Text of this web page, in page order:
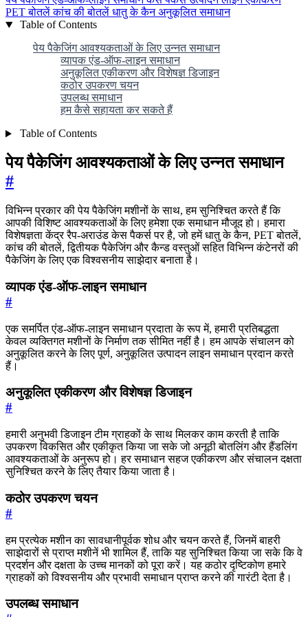
PET बोतलेंकांच की बोतलें धातु के कैनअनुकूलित समाधान
Table of Contents
पेय पैकेजिंग आवश्यकताओं के लिए उन्नत समाधान
व्यापक एंड-ऑफ-लाइन समाधान
अनुकूलित एकीकरण और विशेषज्ञ डिजाइन
कठोर उपकरण चयन
उपलब्ध समाधान
हम कैसे सहायता कर सकते हैं
Table of Contents
पेय पैकेजिंग आवश्यकताओं के लिए उन्नत समाधान
#
विभिन्न प्रकार की पेय पैकेजिंग मशीनों के साथ, हम सुनिश्चित करते हैं कि
आपकी विशिष्ट आवश्यकताओं के लिए हमेशा एक समाधान मौजूद हो। हमारा
विशेषज्ञता केंद्र रैप-अराउंड केस पैकर्स पर है, जो हमें धातु के कैन, PET बोतलें,
कांच की बोतलें, द्वितीयक पैकेजिंग और कैन्ड वस्तुओं सहित विभिन्न कंटेनरों की
पैकेजिंग के लिए एक विश्वसनीय साझेदार बनाता है।
व्यापक एंड-ऑफ-लाइन समाधान
#
एक समर्पित एंड-ऑफ-लाइन समाधान प्रदाता के रूप में, हमारी प्रतिबद्धता
केवल व्यक्तिगत मशीनों के निर्माण तक सीमित नहीं है। हम आपके संचालन को
अनुकूलित करने के लिए पूर्ण, अनुकूलित उत्पादन लाइन समाधान प्रदान करते
हैं।
अनुकूलित एकीकरण और विशेषज्ञ डिजाइन
#
हमारी अनुभवी डिजाइन टीम ग्राहकों के साथ मिलकर काम करती है ताकि
उपकरण विकसित और एकीकृत किया जा सके जो अनूठी बोतलिंग और हैंडलिंग
आवश्यकताओं के अनुरूप हो। हर समाधान सहज एकीकरण और संचालन दक्षता
सुनिश्चित करने के लिए तैयार किया जाता है।
कठोर उपकरण चयन
#
हम प्रत्येक मशीन का सावधानीपूर्वक शोध और चयन करते हैं, जिनमें बाहरी
साझेदारों से प्राप्त मशीनें भी शामिल हैं, ताकि यह सुनिश्चित किया जा सके कि वे
प्रदर्शन और दक्षता के उच्च मानकों को पूरा करें। यह कठोर दृष्टिकोण हमारे
ग्राहकों को विश्वसनीय और प्रभावी समाधान प्राप्त करने की गारंटी देता है।
उपलब्ध समाधान